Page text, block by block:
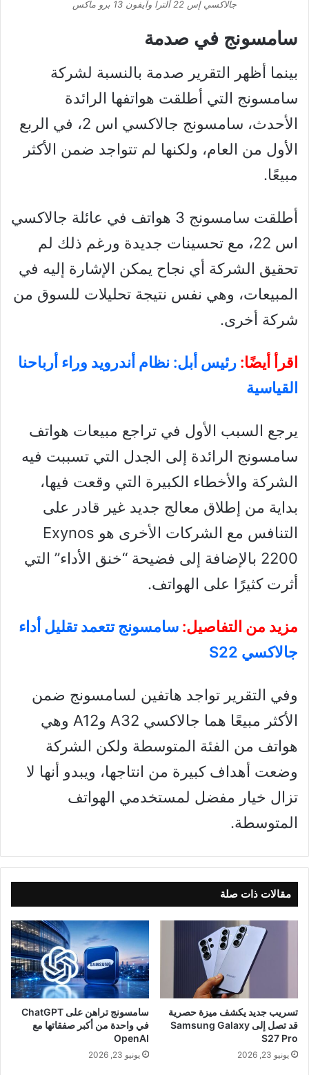
جالاكسي إس 22 ألترا وآيفون 13 برو ماكس
سامسونج في صدمة
بينما أظهر التقرير صدمة بالنسبة لشركة
سامسونج التي أطلقت هواتفها الرائدة
الأحدث، سامسونج جالاكسي اس 2، في الربع
الأول من العام، ولكنها لم تتواجد ضمن الأكثر
مبيعًا.
أطلقت سامسونج 3 هواتف في عائلة جالاكسي
اس 22، مع تحسينات جديدة ورغم ذلك لم
تحقيق الشركة أي نجاح يمكن الإشارة إليه في
المبيعات، وهي نفس نتيجة تحليلات للسوق من
شركة أخرى.
اقرأ أيضًا: رئيس أبل: نظام أندرويد وراء أرباحنا
القياسية
يرجع السبب الأول في تراجع مبيعات هواتف
سامسونج الرائدة إلى الجدل التي تسببت فيه
الشركة والأخطاء الكبيرة التي وقعت فيها،
بداية من إطلاق معالج جديد غير قادر على
التنافس مع الشركات الأخرى هو Exynos
2200 بالإضافة إلى فضيحة “خنق الأداء” التي
أثرت كثيرًا على الهواتف.
مزيد من التفاصيل: سامسونج تتعمد تقليل أداء
جالاكسي S22
وفي التقرير تواجد هاتفين لسامسونج ضمن
الأكثر مبيعًا هما جالاكسي A32 وA12 وهي
هواتف من الفئة المتوسطة ولكن الشركة
وضعت أهداف كبيرة من انتاجها، ويبدو أنها لا
تزال خيار مفضل لمستخدمي الهواتف
المتوسطة.
مقالات ذات صلة
تسريب جديد يكشف ميزة حصرية
قد تصل إلى Samsung Galaxy
S27 Pro
يونيو 23, 2026
سامسونج تراهن على ChatGPT
في واحدة من أكبر صفقاتها مع
OpenAI
يونيو 23, 2026